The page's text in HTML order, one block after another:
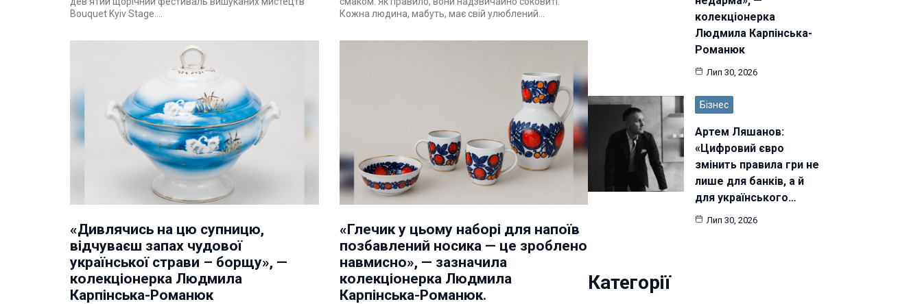
Bouquet Kyiv Stage.…
Кожна людина, мабуть, має свій улюблений…
«Дивлячись на цю супницю,
відчуваєш запах чудової
української страви – борщу», —
колекціонерка Людмила
Карпінська-Романюк
«Глечик у цьому наборі для напоїв
позбавлений носика — це зроблено
навмисно», — зазначила
колекціонерка Людмила
Карпінська-Романюк.
колекціонерка
Людмила Карпінська-
Романюк
Лип 30, 2026
Бізнес
Артем Ляшанов:
«Цифровий євро
змінить правила гри не
лише для банків, а й
для українського…
Лип 30, 2026
Категорії